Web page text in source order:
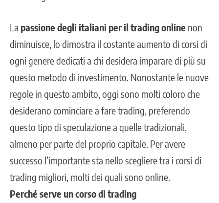
La passione degli italiani per il trading online non
diminuisce, lo dimostra il costante aumento di corsi di
ogni genere dedicati a chi desidera imparare di più su
questo metodo di investimento. Nonostante le nuove
regole in questo ambito, oggi sono molti coloro che
desiderano cominciare a fare trading, preferendo
questo tipo di speculazione a quelle tradizionali,
almeno per parte del proprio capitale. Per avere
successo l’importante sta nello scegliere tra i corsi di
trading migliori , molti dei quali sono online.
Perché serve un corso di trading